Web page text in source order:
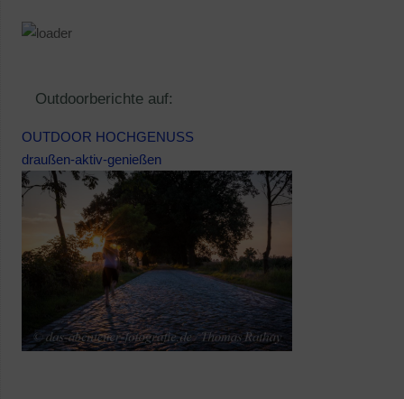
Outdoorberichte auf:
OUTDOOR HOCHGENUSS
draußen-aktiv-genießen